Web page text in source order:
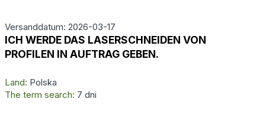
Versanddatum: 2026-03-17
ICH WERDE DAS LASERSCHNEIDEN VON
PROFILEN IN AUFTRAG GEBEN.
Land: Polska
The term search: 7 dni